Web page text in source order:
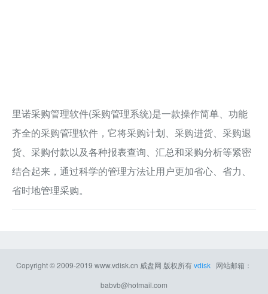
里诺采购管理软件(采购管理系统)是一款操作简单、功能
齐全的采购管理软件，它将采购计划、采购进货、采购退
货、采购付款以及各种报表查询、汇总和采购分析等紧密
结合起来，通过科学的管理方法让用户更加省心、省力、
省时地管理采购。
Copyright © 2009-2019 www.vdisk.cn 威盘网 版权所有vdisk 网站邮箱：
babvb@hotmail.com